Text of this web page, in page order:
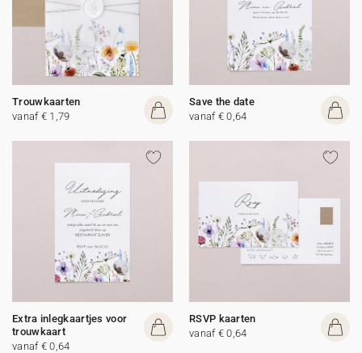
Trouwkaarten
vanaf € 1,79
Save the date
vanaf € 0,64
Extra inlegkaartjes voor
trouwkaart
vanaf € 0,64
RSVP kaarten
vanaf € 0,64